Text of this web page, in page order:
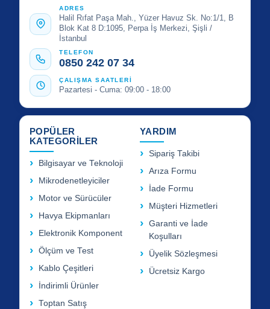
ADRES
Halil Rıfat Paşa Mah., Yüzer Havuz Sk. No:1/1, B
Blok Kat 8 D:1095, Perpa İş Merkezi, Şişli /
İstanbul
TELEFON
0850 242 07 34
ÇALIŞMA SAATLERİ
Pazartesi - Cuma: 09:00 - 18:00
POPÜLER
KATEGORİLER
Bilgisayar ve Teknoloji
Mikrodenetleyiciler
Motor ve Sürücüler
Havya Ekipmanları
Elektronik Komponent
Ölçüm ve Test
Kablo Çeşitleri
İndirimli Ürünler
Toptan Satış
YARDIM
Sipariş Takibi
Arıza Formu
İade Formu
Müşteri Hizmetleri
Garanti ve İade
Koşulları
Üyelik Sözleşmesi
Ücretsiz Kargo